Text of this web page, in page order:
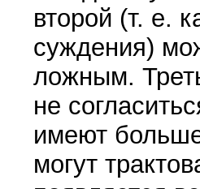
второй (т. е.
суждения)
ложным.
не
имеют
могут